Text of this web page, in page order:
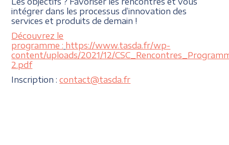
intégrer dans les processus d’innovation des
services et produits de demain !
Découvrez le
programme : https://www.tasda.fr/wp-
content/uploads/2021/12/
2.pdf
Inscription :contact@tasda.fr